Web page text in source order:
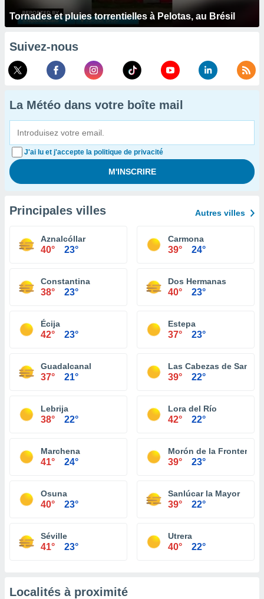
Tornades et pluies torrentielles à Pelotas, au Brésil
Suivez-nous
La Météo dans votre boîte mail
J'ai lu et j'accepte la politique de privacité
Principales villes Autres villes
Aznalcóllar
40° 23°
Carmona
39° 24°
Constantina
38° 23°
Dos Hermanas
40° 23°
Écija
42° 23°
Estepa
37° 23°
Guadalcanal
37° 21°
Las Cabezas de San
39° 22°
Lebrija
38° 22°
Lora del Río
42° 22°
Marchena
41° 24°
Morón de la Frontera
39° 23°
Osuna
40° 23°
Sanlúcar la Mayor
39° 22°
Séville
41° 23°
Utrera
40° 22°
Localités à proximité